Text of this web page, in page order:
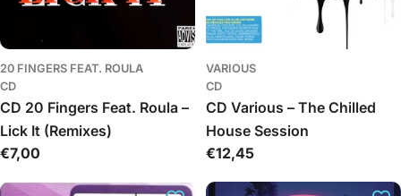
20 FINGERS FEAT. ROULA
CD
CD 20 Fingers Feat. Roula –
Lick It (Remixes)
Įprasta
€7,00
VARIOUS
CD
CD Various – The Chilled
House Session
Įprasta
€12,45